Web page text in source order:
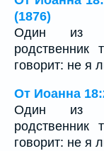
(1876)
Один из
родственник
говорит: не я
От Иоанна
Один из
родственник
говорит: не я